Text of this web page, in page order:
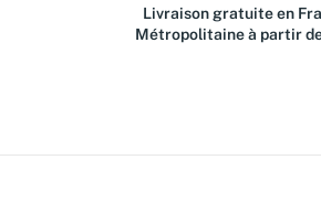
Livraison gratuite en
Métropolitaine à partir